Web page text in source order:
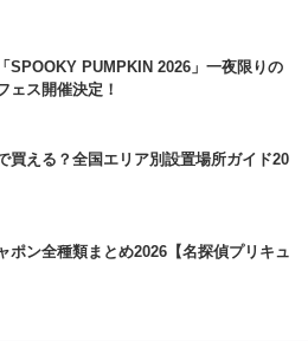
SPOOKY PUMPKIN 2026」一夜限りの
ェス開催決定！
買える？全国エリア別設置場所ガイド20
ポン全種類まとめ2026【名探偵プリキュ